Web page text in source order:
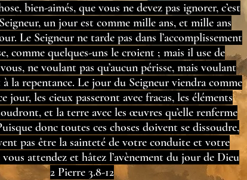
bien-aimés, que vous ne devez pas ignorer, c’est
un jour est comme mille ans, et mille ans
Le Seigneur ne tarde pas dans l’accomplissement
comme quelques-uns le croient ; mais il use de
ne voulant pas qu’aucun périsse, mais voulant
la repentance. Le jour du Seigneur viendra comme
jour, les cieux passeront avec fracas, les éléments
et la terre avec les œuvres qu’elle renferme
donc toutes ces choses doivent se dissoudre,
pas être la sainteté de votre conduite et votre
attendez et hâtez l’avènement du jour de Dieu
2 Pierre 3.8-12